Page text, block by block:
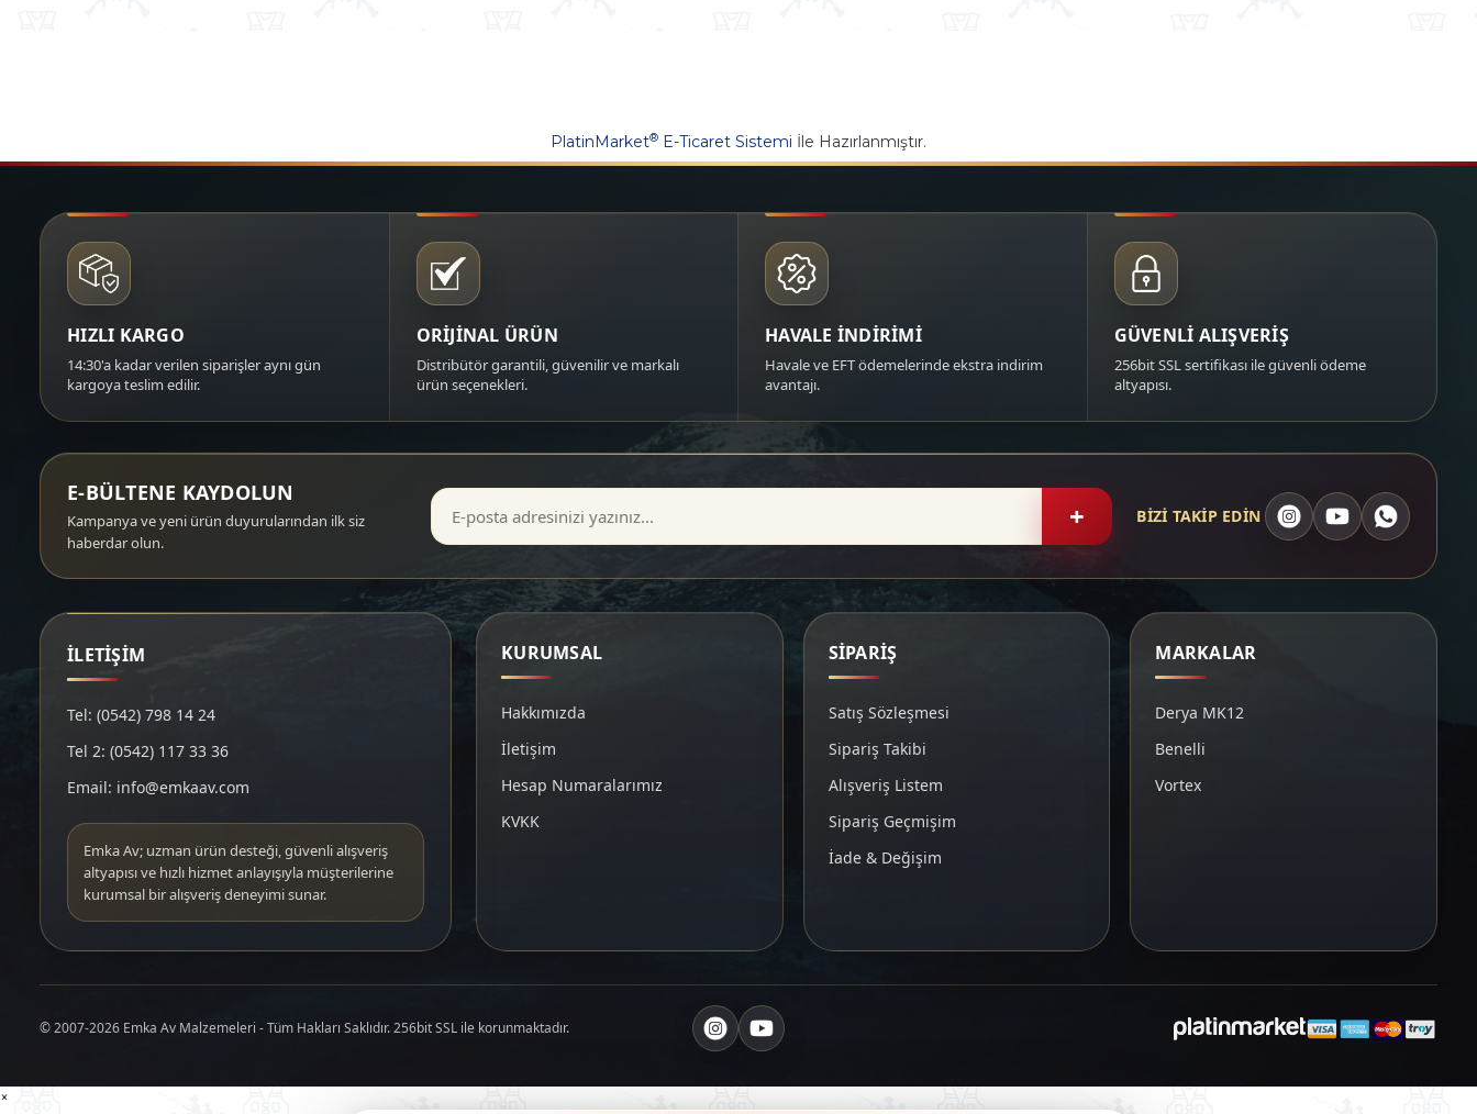
PlatinMarket® E-Ticaret Sistemi İle Hazırlanmıştır.
HIZLI KARGO
14:30'a kadar verilen siparişler aynı gün
kargoya teslim edilir.
ORİJİNAL ÜRÜN
Distribütör garantili, güvenilir ve markalı
ürün seçenekleri.
HAVALE İNDİRİMİ
Havale ve EFT ödemelerinde ekstra indirim
avantajı.
GÜVENLİ ALIŞVERİŞ
256bit SSL sertifikası ile güvenli ödeme
altyapısı.
E-BÜLTENE KAYDOLUN
Kampanya ve yeni ürün duyurularından ilk siz
haberdar olun.
+ BİZİ TAKİP EDİN
İLETİŞİM
Tel: (0542) 798 14 24
Tel 2: (0542) 117 33 36
Email: info@emkaav.com
Emka Av; uzman ürün desteği, güvenli alışveriş
altyapısı ve hızlı hizmet anlayışıyla müşterilerine
kurumsal bir alışveriş deneyimi sunar.
KURUMSAL
Hakkımızda
İletişim
Hesap Numaralarımız
KVKK
SİPARİŞ
Satış Sözleşmesi
Sipariş Takibi
Alışveriş Listem
Sipariş Geçmişim
İade & Değişim
MARKALAR
Derya MK12
Benelli
Vortex
© 2007-2026 Emka Av Malzemeleri - Tüm Hakları Saklıdır. 256bit SSL ile korunmaktadır.
×